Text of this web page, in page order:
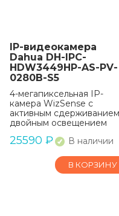
IP-видеокамера
Dahua DH-IPC-
HDW3449HP-AS-PV-
0280B-S5
4-мегапиксельная IP-
камера WizSense с
активным
двойным освещением
25590 ₽ В наличии
В КОРЗИНУ